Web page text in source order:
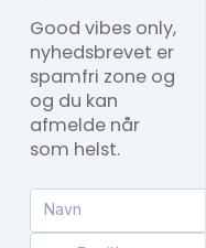
Good vibes only,
nyhedsbrevet er
spamfri zone og
og du kan
afmelde når
som helst.
Navn